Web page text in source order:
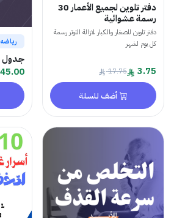
دفتر تلوين لجميع الأعمار 30
رسمة عشوائية
دفتر تلوين للصغار والكبار لازالة التوتر رسمة
كل يوم لشهر
3.75
17.75
أضف للسلة
رياضه
جدول
45.00